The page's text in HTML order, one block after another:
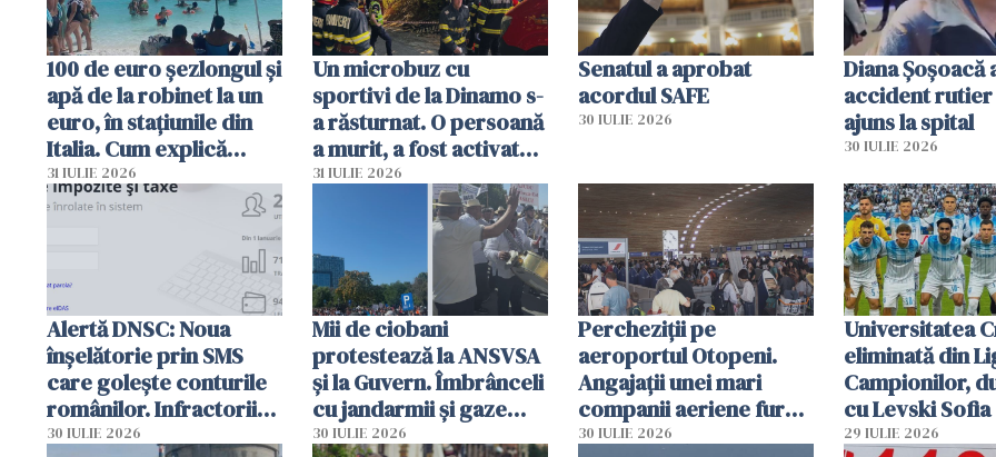
100 de euro șezlongul și
apă de la robinet la un
euro, în stațiunile din
Italia. Cum explică
autoritățile
31 IULIE 2026
Un microbuz cu
sportivi de la Dinamo s-
a răsturnat. O persoană
a murit, a fost activat
planul roșu de
31 IULIE 2026
Senatul a aprobat
acordul SAFE
30 IULIE 2026
Diana Șoșoacă
accident rutier
ajuns la spital
30 IULIE 2026
Alertă DNSC: Noua
înșelătorie prin SMS
care golește conturile
românilor. Infractorii
folosesc numele
30 IULIE 2026
Mii de ciobani
protestează la ANSVSA
și la Guvern. Îmbrânceli
cu jandarmii și gaze
lacrimogene
30 IULIE 2026
Percheziții pe
aeroportul Otopeni.
Angajații unei mari
companii aeriene furau
parfumuri, ceasuri și
30 IULIE 2026
Universitatea
eliminată din
Campionilor,
cu Levski Sofia
29 IULIE 2026